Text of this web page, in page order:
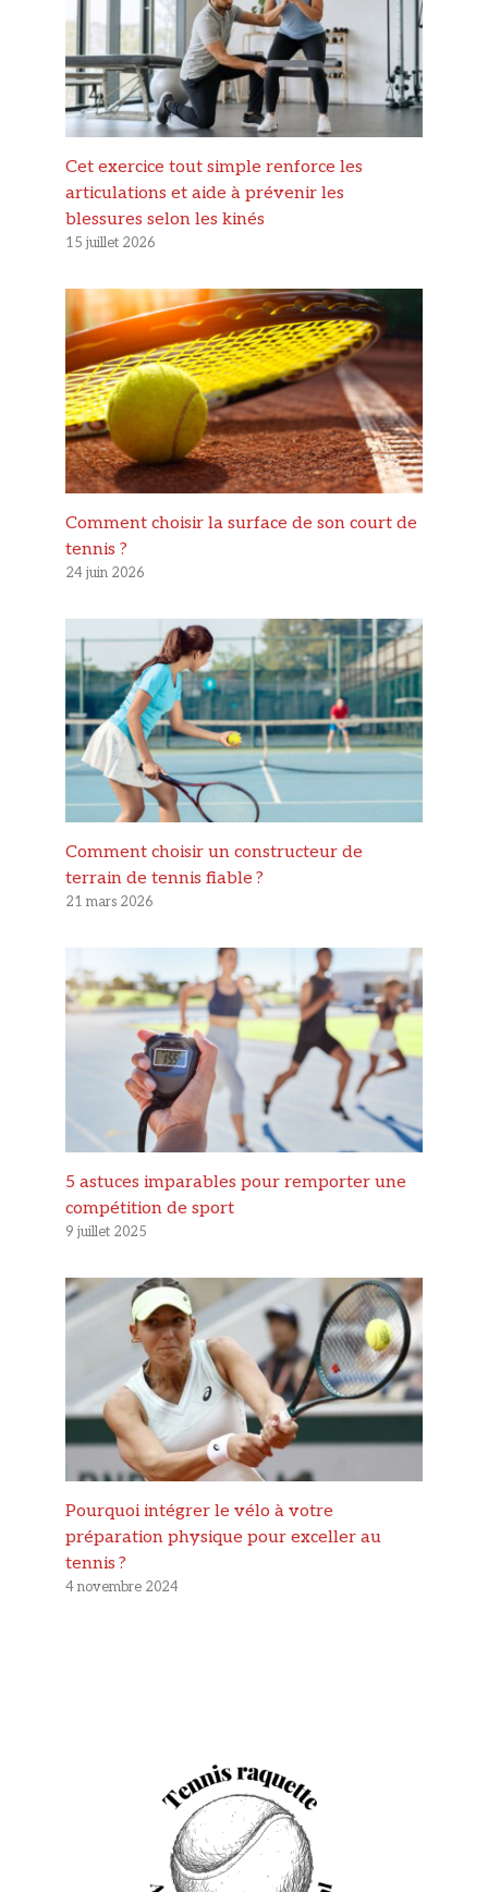
Cet exercice tout simple renforce les
articulations et aide à prévenir les
blessures selon les kinés
15 juillet 2026
Comment choisir la surface de son court de
tennis ?
24 juin 2026
Comment choisir un constructeur de
terrain de tennis fiable ?
21 mars 2026
5 astuces imparables pour remporter une
compétition de sport
9 juillet 2025
Pourquoi intégrer le vélo à votre
préparation physique pour exceller au
tennis ?
4 novembre 2024